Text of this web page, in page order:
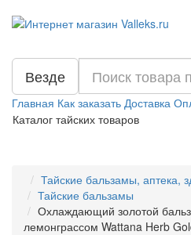
Везде
Главная Как заказать Доставка
Каталог тайских товаров
Тайские бальзамы, аптека,
Тайские бальзамы
Охлаждающий золотой
лемонграссом Wattana Herb